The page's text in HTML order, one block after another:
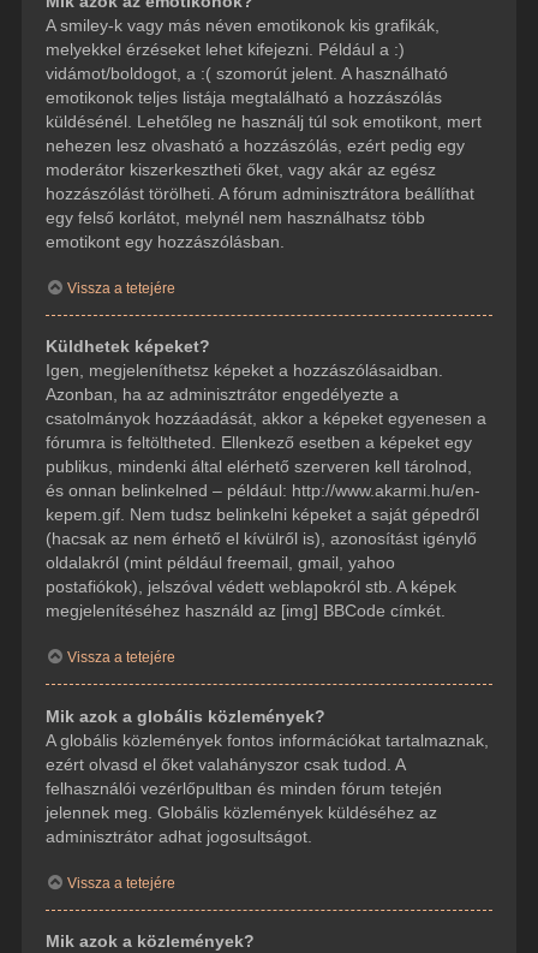
A smiley-k vagy más néven emotikonok kis grafikák,
melyekkel érzéseket lehet kifejezni. Például a :)
vidámot/boldogot, a :( szomorút jelent. A használható
emotikonok teljes listája megtalálható a hozzászólás
küldésénél. Lehetőleg ne használj túl sok emotikont, mert
nehezen lesz olvasható a hozzászólás, ezért pedig egy
moderátor kiszerkesztheti őket, vagy akár az egész
hozzászólást törölheti. A fórum adminisztrátora beállíthat
egy felső korlátot, melynél nem használhatsz több
emotikont egy hozzászólásban.
Vissza a tetejére
Küldhetek képeket?
Igen, megjeleníthetsz képeket a hozzászólásaidban.
Azonban, ha az adminisztrátor engedélyezte a
csatolmányok hozzáadását, akkor a képeket egyenesen a
fórumra is feltöltheted. Ellenkező esetben a képeket egy
publikus, mindenki által elérhető szerveren kell tárolnod,
és onnan belinkelned – például: http://www.akarmi.hu/en-
kepem.gif. Nem tudsz belinkelni képeket a saját gépedről
(hacsak az nem érhető el kívülről is), azonosítást igénylő
oldalakról (mint például freemail, gmail, yahoo
postafiókok), jelszóval védett weblapokról stb. A képek
megjelenítéséhez használd az [img] BBCode címkét.
Vissza a tetejére
Mik azok a globális közlemények?
A globális közlemények fontos információkat tartalmaznak,
ezért olvasd el őket valahányszor csak tudod. A
felhasználói vezérlőpultban és minden fórum tetején
jelennek meg. Globális közlemények küldéséhez az
adminisztrátor adhat jogosultságot.
Vissza a tetejére
Mik azok a közlemények?